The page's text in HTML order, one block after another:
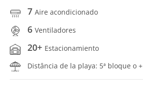
7 Aire acondicionado
6 Ventiladores
20+ Estacionamiento
Distância de la playa: 5ª bloque o +